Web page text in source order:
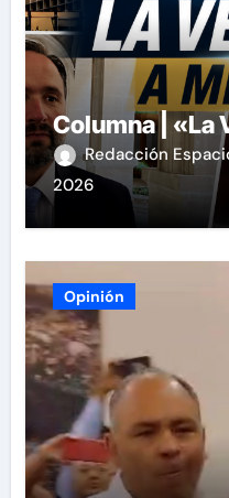
Columna | «La
Redacción
2026
Opinión